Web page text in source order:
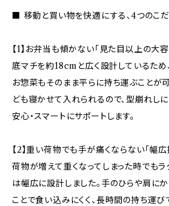
■ 移動と買い物を快適にする、4つのこ
【1】お弁当も傾かない「見た目以上の大
底マチを約18cmと広く設計しているため
お惣菜もそのまま平らに持ち運ぶことが
ども寝かせて入れられるので、型崩れし
安心・スマートにサポートします。
【2】重い荷物でも手が痛くならない「幅
荷物が増えて重くなってしまった時でもラ
は幅広に設計しました。手のひらや肩に
ことで食い込みにくく、長時間の持ち運び